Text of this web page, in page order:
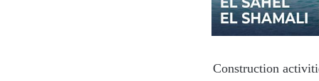
Construction